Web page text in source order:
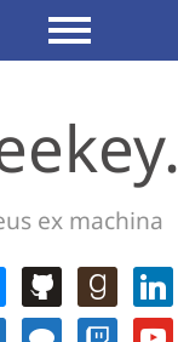
ex machina